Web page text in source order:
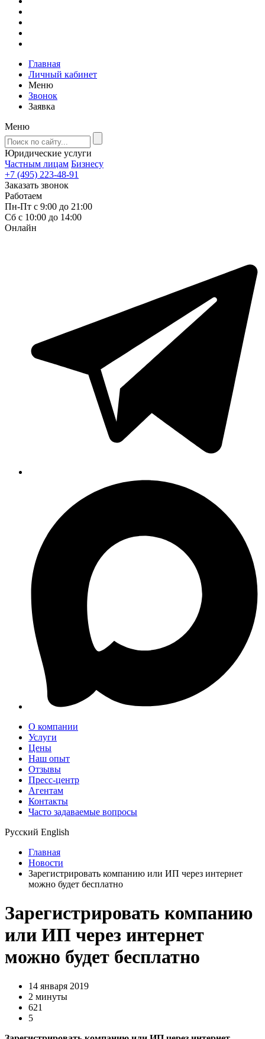
Главная
Личный кабинет
Меню
Звонок
Заявка
Меню
Юридические услуги
Частным лицам Бизнесу
+7 (495) 223-48-91
Заказать звонок
Работаем
Пн-Пт с 9:00 до 21:00
Сб с 10:00 до 14:00
Онлайн
О компании
Услуги
Цены
Наш опыт
Отзывы
Пресс-центр
Агентам
Контакты
Часто задаваемые вопросы
Русский English
Главная
Новости
Зарегистрировать компанию или ИП через интернет
можно будет бесплатно
Зарегистрировать компанию
или ИП через интернет
можно будет бесплатно
14 января 2019
2 минуты
621
5